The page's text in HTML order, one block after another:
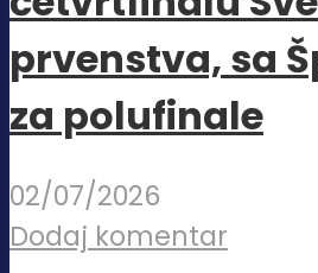
prvenstva, sa
za polufinale
02/07/2026
Dodaj komentar